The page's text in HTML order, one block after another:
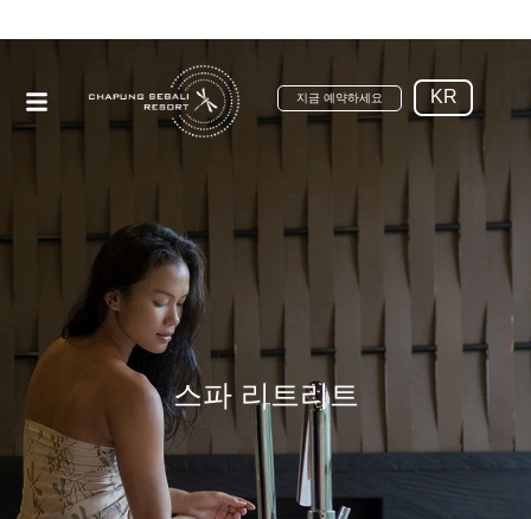
지금 예약하세요 KR
스파 리트리트